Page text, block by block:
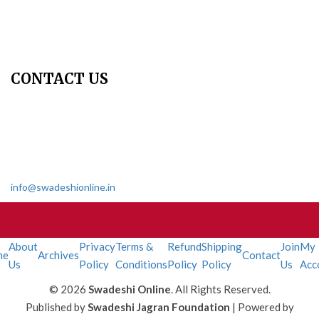
CONTACT US
info@swadeshionline.in
About
Us
Archives
Privacy
Policy
Terms &
Conditions
Refund
Policy
Shipping
Policy
Contact
Join
Us
My
© 2026 Swadeshi Online. All Rights Reserved.
Published bySwadeshi Jagran Foundation | Powered by